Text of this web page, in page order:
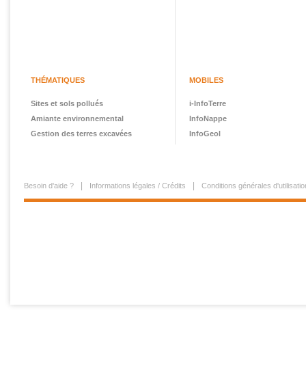
THÉMATIQUES
Sites et sols pollués
Amiante environnemental
Gestion des terres excavées
MOBILES
i-InfoTerre
InfoNappe
InfoGeol
Besoin d'aide ? Informations légales / Crédits Conditions générales